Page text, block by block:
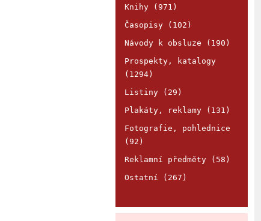
Knihy (971)
Časopisy (102)
Návody k obsluze (190)
Prospekty, katalogy
(1294)
Listiny (29)
Plakáty, reklamy (131)
Fotografie, pohlednice
(92)
Reklamní předměty (58)
Ostatní (267)